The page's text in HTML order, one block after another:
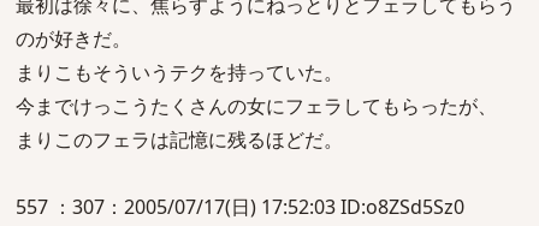
のが好きだ。
まりこもそういうテクを持っていた。
今までけっこうたくさんの女にフェラしてもらったが、
まりこのフェラは記憶に残るほどだ。
557 ：307：2005/07/17(日) 17:52:03 ID:o8ZSd5Sz0